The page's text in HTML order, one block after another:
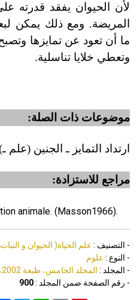
لأن الحيوان يفقد قدرته
المريضة. ومع ذلك يمكن
ما أن تعود عن تمايزها
وتعطي خلايا تناسلية.
موضوعات ذات الصلة:
ارتداد التمايز ـ الجنين (علم
مراجع للاستزادة:
animale. (Masson1966).
- التصنيف : علم الحياة( الحيوان و
- النوع : علوم
- المجلد : المجلد الخامس، طبعة 2002، دمشق
- رقم الصفحة ضمن المجلد :900